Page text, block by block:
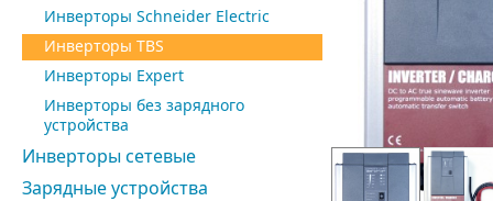
Инверторы Schneider Electric
Инверторы TBS
Инверторы Expert
Инверторы без зарядного
устройства
Инверторы сетевые
Зарядные устройства